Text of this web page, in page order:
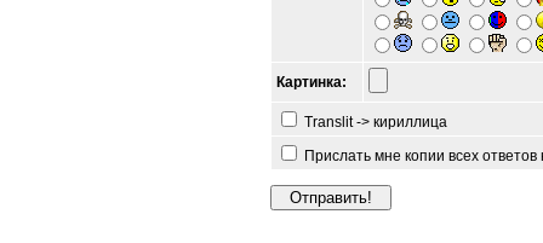
Картинка:
Translit -> кириллица
Прислать мне копии всех